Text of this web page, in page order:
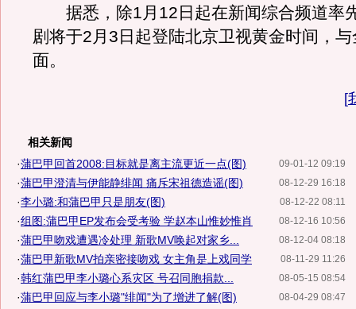
据悉，除1月12日起在新闻综合频道率
剧将于2月3日起登陆北京卫视黄金时间，
面。
[
相关新闻
09-01-12 09:19
·蒲巴甲回首2008:目标就是离主流更近一点(图)
08-12-29 16:18
·蒲巴甲澄清与伊能静绯闻 痛斥宋祖德造谣(图)
08-12-22 08:11
·李小璐:和蒲巴甲只是朋友(图)
08-12-16 10:56
·组图:蒲巴甲EP发布会受考验 学赵本山惟妙惟肖
08-12-04 08:18
·蒲巴甲吻戏遭遇冷处理 新歌MV唤起对家乡...
08-11-29 11:26
·蒲巴甲新歌MV拍亲密接吻戏 女主角是上戏同学
08-05-15 08:54
·韩红蒲巴甲李小璐心系灾区 号召同胞捐款...
08-04-29 08:47
·蒲巴甲回应与李小璐"绯闻"为了增进了解(图)